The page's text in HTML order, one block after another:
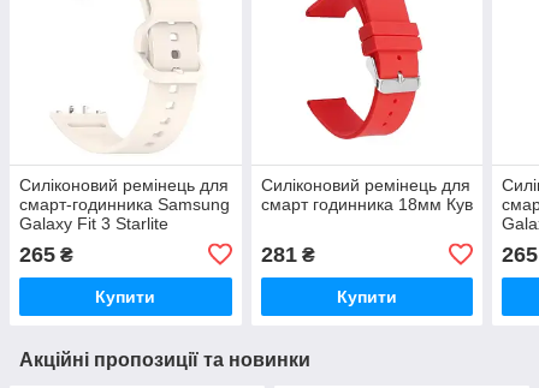
Силіконовий ремінець для
смарт-годинника Samsung
Galaxy Fit 3 Starlite
265 ₴
Купити
Силіконовий ремінець для
смарт годинника 18мм Кув
281₴
Купити
265
Акційні пропозиції та новинки